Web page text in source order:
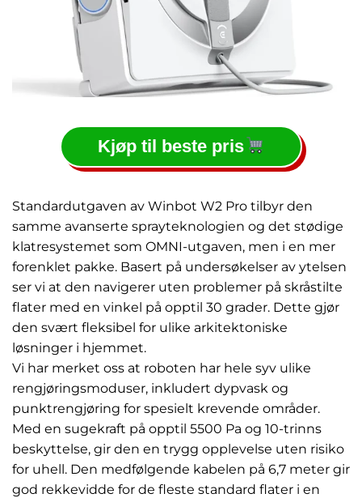
Kjøp til beste pris
Standardutgaven av Winbot W2 Pro tilbyr den
samme avanserte sprayteknologien og det stødige
klatresystemet som OMNI-utgaven, men i en mer
forenklet pakke. Basert på undersøkelser av ytelsen
ser vi at den navigerer uten problemer på skråstilte
flater med en vinkel på opptil 30 grader. Dette gjør
den svært fleksibel for ulike arkitektoniske
løsninger i hjemmet.
Vi har merket oss at roboten har hele syv ulike
rengjøringsmoduser, inkludert dypvask og
punktrengjøring for spesielt krevende områder.
Med en sugekraft på opptil 5500 Pa og 10-trinns
beskyttelse, gir den en trygg opplevelse uten risiko
for uhell. Den medfølgende kabelen på 6,7 meter gir
god rekkevidde for de fleste standard flater i en